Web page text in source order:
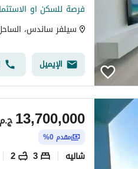
سيلفر ساندس،
الإيميل
ج.م13,700,000
مقدم 0%
شاليه 3
2